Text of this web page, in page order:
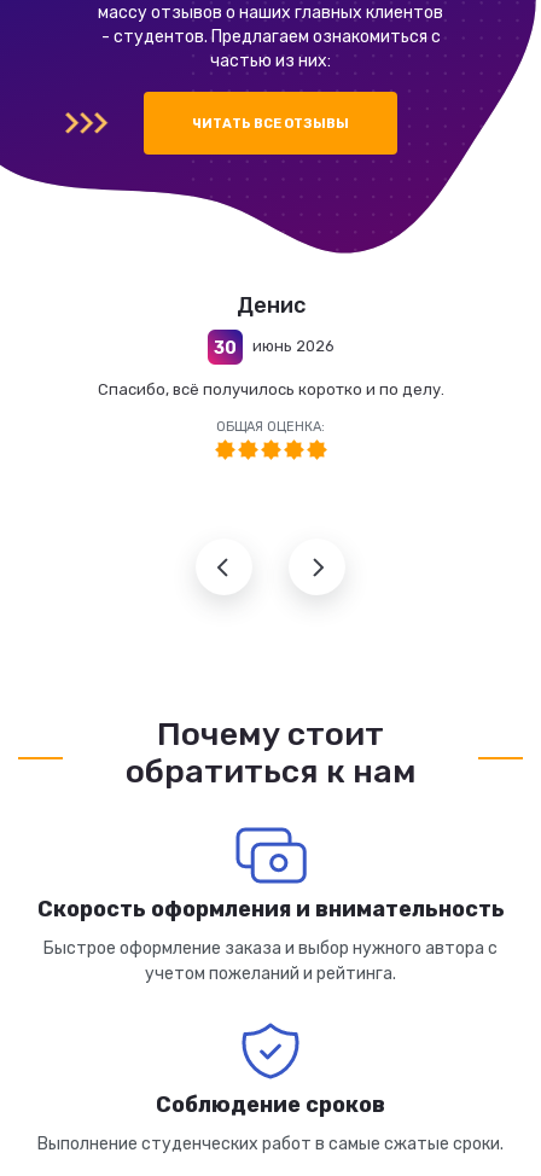
массу отзывов о наших главных клиентов
- студентов. Предлагаем ознакомиться с
частью из них:
ЧИТАТЬ ВСЕ ОТЗЫВЫ
Денис
30 июнь 2026
Спасибо, всё получилось коротко и по делу.
ОБЩАЯ ОЦЕНКА:
Почему стоит
обратиться к нам
Скорость оформления и внимательность
Быстрое оформление заказа и выбор нужного автора с
учетом пожеланий и рейтинга.
Соблюдение сроков
Выполнение студенческих работ в самые сжатые сроки.